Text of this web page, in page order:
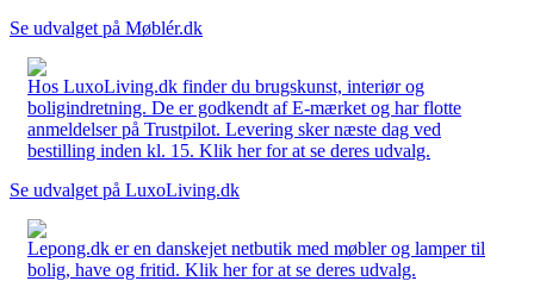
Se udvalget på Møblér.dk
Hos LuxoLiving.dk finder du brugskunst, interiør og
boligindretning. De er godkendt af E-mærket og har flotte
anmeldelser på Trustpilot. Levering sker næste dag ved
bestilling inden kl. 15. Klik her for at se deres udvalg.
Se udvalget på LuxoLiving.dk
Lepong.dk er en danskejet netbutik med møbler og lamper til
bolig, have og fritid. Klik her for at se deres udvalg.